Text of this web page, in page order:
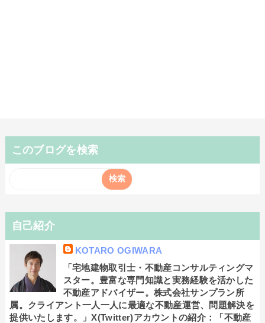
このブログを検索
自己紹介
KOTARO OGIWARA
「宅地建物取引士・不動産コンサルティングマ
スター。豊富な専門知識と実務経験を活かした
不動産アドバイザー。株式会社サンプラン所
属。クライアント一人一人に最適な不動産運営、問題解決を
提供いたします。」X(Twitter)アカウントの紹介：「不動産